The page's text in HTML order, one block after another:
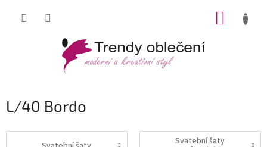
L/40 Bordo
Svatební šaty